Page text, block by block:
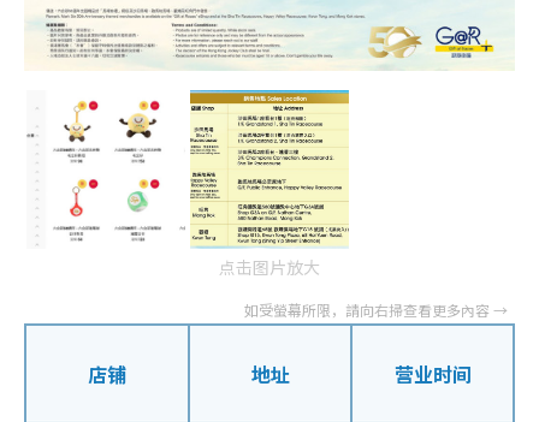
点击图片放大
店铺 地址 营业时间